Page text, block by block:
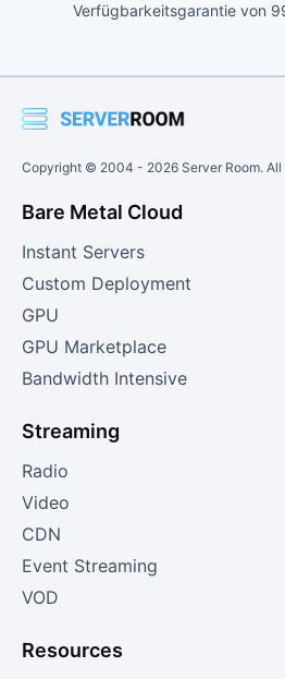
Verfügbarkeitsgarantie von
Copyright © 2004 - 2026 Server Room.
Bare Metal Cloud
Instant Servers
Custom Deployment
GPU
GPU Marketplace
Bandwidth Intensive
Streaming
Radio
Video
CDN
Event Streaming
VOD
Resources